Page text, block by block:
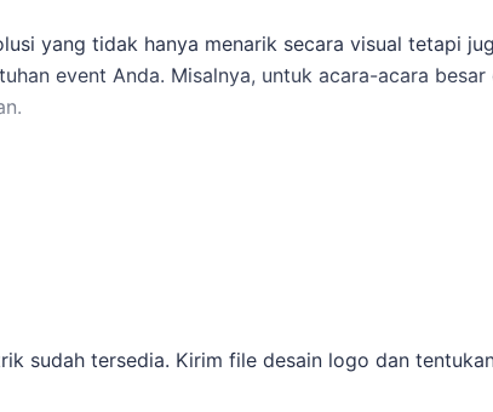
yang tidak hanya menarik secara visual tetapi
event Anda. Misalnya, untuk acara-acara
jadwal.
pada desain dan ukuran.
sekitarnya.
sudah tersedia. Kirim file desain logo dan